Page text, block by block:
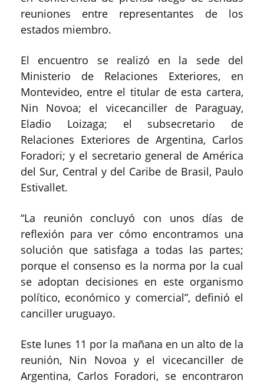
reuniones entre representantes de los
estados miembro.
El encuentro se realizó en la sede del
Ministerio de Relaciones Exteriores, en
Montevideo, entre el titular de esta cartera,
Nin Novoa; el vicecanciller de Paraguay,
Eladio Loizaga; el subsecretario de
Relaciones Exteriores de Argentina, Carlos
Foradori; y el secretario general de América
del Sur, Central y del Caribe de Brasil, Paulo
Estivallet.
“La reunión concluyó con unos días de
reflexión para ver cómo encontramos una
solución que satisfaga a todas las partes;
porque el consenso es la norma por la cual
se adoptan decisiones en este organismo
político, económico y comercial”, definió el
canciller uruguayo.
Este lunes 11 por la mañana en un alto de la
reunión, Nin Novoa y el vicecanciller de
Argentina, Carlos Foradori, se encontraron